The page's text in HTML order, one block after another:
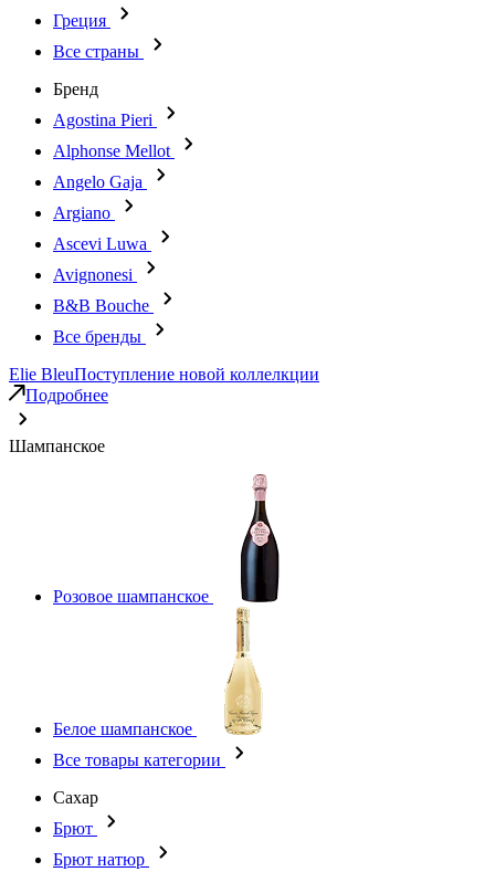
Греция
Все страны
Бренд
Agostina Pieri
Alphonse Mellot
Angelo Gaja
Argiano
Ascevi Luwa
Avignonesi
B&B Bouche
Все бренды
Elie BleuПоступление новой коллелкции
Подробнее
Шампанское
Розовое шампанское
Белое шампанское
Все товары категории
Сахар
Брют
Брют натюр